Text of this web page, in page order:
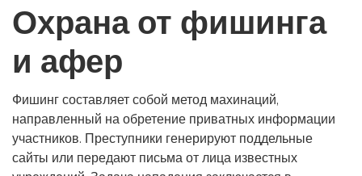
Охрана от фишинга
и афер
Фишинг составляет собой метод махинаций,
направленный на обретение приватных информации
участников. Преступники генерируют поддельные
сайты или передают письма от лица известных